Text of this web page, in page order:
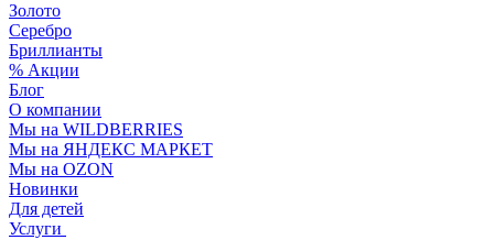
Золото
Серебро
Бриллианты
% Акции
Блог
О компании
Мы на WILDBERRIES
Мы на ЯНДЕКС МАРКЕТ
Мы на OZON
Новинки
Для детей
Услуги